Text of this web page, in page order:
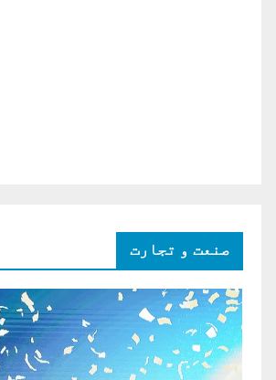
صنعت و تجارت